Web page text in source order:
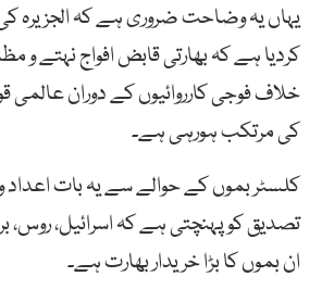
یہاں یہ وضاحت ضروری ہے کہ الجزیرہ
کردیا ہے کہ بھارتی قابض افواج نہتے و
خلاف فوجی کارروائیوں کے دوران عالمی
کی مرتکب ہورہی ہے۔
کلسٹر بموں کے حوالے سے یہ بات اعداد
تصدیق کو پہنچتی ہے کہ اسرائیل، روس،
ان بموں کا بڑا خریدار بھارت ہے۔